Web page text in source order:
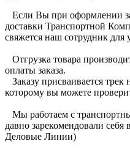
Если Вы при оформлении
доставки Транспортной
свяжется наш сотрудник для
Отгрузка товара
оплаты заказа.
Заказу присваивается
которому вы можете
Мы работаем с
давно зарекомендовали
Деловые Линии)